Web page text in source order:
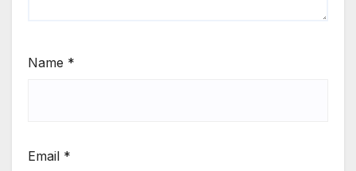
Name *
Email *